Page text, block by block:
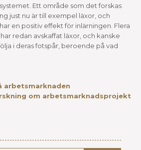
Ett område som det forskas
just nu är till exempel läxor, och
en positiv effekt för inlärningen. Flera
redan avskaffat läxor, och kanske
i deras fotspår, beroende på vad
arbetsmarknaden
om arbetsmarknadsprojekt